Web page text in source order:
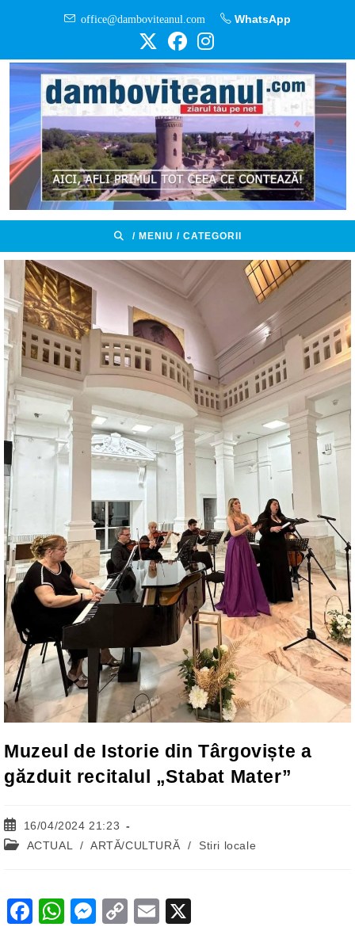
office@damboviteanul.com WhatsApp
/ MENIU / CATEGORII
Muzeul de Istorie din Târgoviște a
găzduit recitalul „Stabat Mater”
Post
published:
16/04/2024 21:23
Post ACTUAL / ARTĂ/CULTURĂ / Stiri locale
F
W
M
C
E